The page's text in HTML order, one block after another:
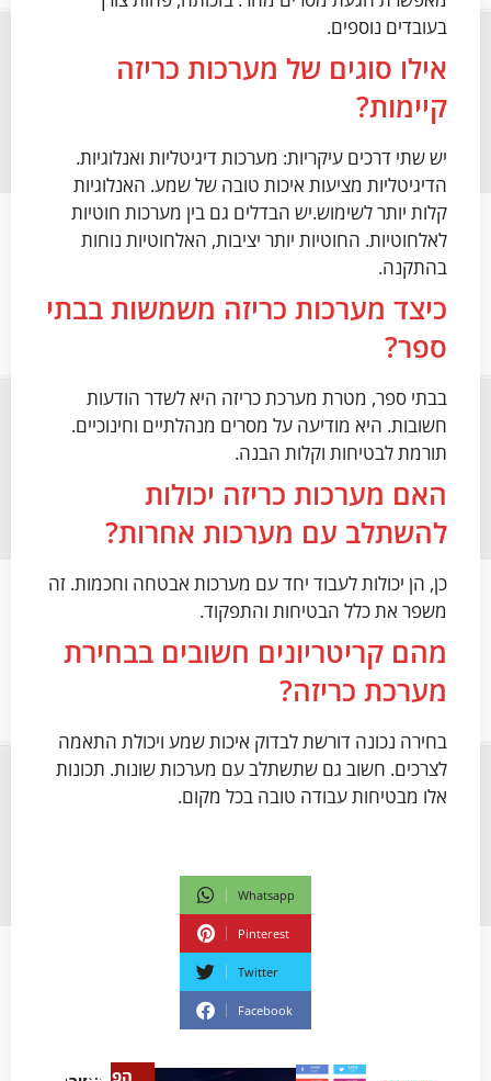
בעובדים נוספים.
אילו סוגים של מערכות כריזה
קיימות?
יש שתי דרכים עיקריות: מערכות דיגיטליות ואנלוגיות.
הדיגיטליות מציעות איכות טובה של שמע. האנלוגיות
קלות יותר לשימוש.יש הבדלים גם בין מערכות חוטיות
לאלחוטיות. החוטיות יותר יציבות, האלחוטיות נוחות
בהתקנה.
כיצד מערכות כריזה משמשות בבתי
ספר?
בבתי ספר, מטרת מערכת כריזה היא לשדר הודעות
חשובות. היא מודיעה על מסרים מנהלתיים וחינוכיים.
תורמת לבטיחות וקלות הבנה.
האם מערכות כריזה יכולות
להשתלב עם מערכות אחרות?
כן, הן יכולות לעבוד יחד עם מערכות אבטחה וחכמות. זה
משפר את כלל הבטיחות והתפקוד.
מהם קריטריונים חשובים בבחירת
מערכת כריזה?
בחירה נכונה דורשת לבדוק איכות שמע ויכולת התאמה
לצרכים. חשוב גם שתשתלב עם מערכות שונות. תכונות
אלו מבטיחות עבודה טובה בכל מקום.
Whatsapp
Pinterest
Twitter
Facebook
הפוסט